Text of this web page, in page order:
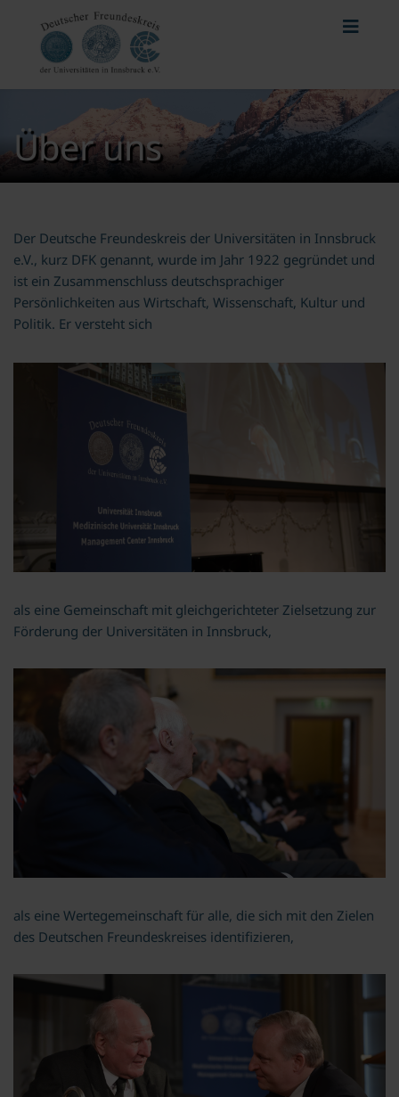
Über uns
Der Deutsche Freundeskreis der Universitäten in Innsbruck
e.V., kurz DFK genannt, wurde im Jahr 1922 gegründet und
ist ein Zusammenschluss deutschsprachiger
Persönlichkeiten aus Wirtschaft, Wissenschaft, Kultur und
Politik. Er versteht sich
als eine Gemeinschaft mit gleichgerichteter Zielsetzung zur
Förderung der Universitäten in Innsbruck,
als eine Wertegemeinschaft für alle, die sich mit den Zielen
des Deutschen Freundeskreises identifizieren,